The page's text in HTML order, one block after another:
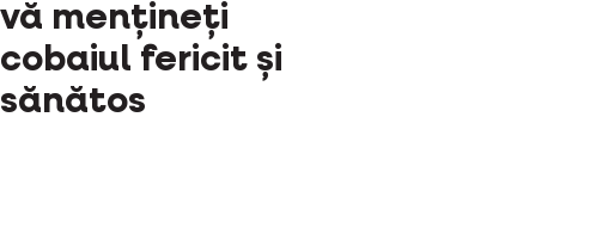
vă mențineți
cobaiul fericit și
sănătos